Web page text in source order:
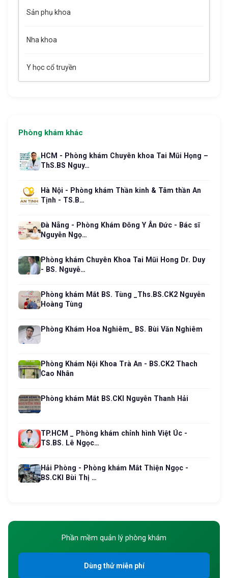
Sản phụ khoa
Nha khoa
Y học cổ truyền
Phòng khám khác
HCM - Phòng khám Chuyên khoa Tai Mũi Họng –
ThS.BS Nguy…
Hà Nội - Phòng khám Thần kinh & Tâm thần An
Tịnh - TS.B…
Đà Nẵng - Phòng Khám Đông Y Ân Đức - Bác sĩ
Nguyễn Ngọ…
Phòng khám Chuyên Khoa Tai Mũi Hong Dr. Duy
- BS. Nguyễ…
Phòng khám Mắt BS. Tùng _Ths.BS.CK2 Nguyễn
Hoàng Tùng
Phòng Khám Hoa Nghiêm_ BS. Bùi Văn Nghiêm
Phòng Khám Nội Khoa Trà An - BS.CK2 Thach
Cao Nhân
Phòng khám Mắt BS.CKI Nguyễn Thanh Hải
TP.HCM _ Phòng khám chỉnh hình Việt Úc -
TS.BS. Lê Ngọc…
Hải Phòng - Phòng khám Mắt Thiện Ngọc -
BS.CKI Bùi Thị …
Phần mềm quản lý phòng khám
Dùng thử miễn phí